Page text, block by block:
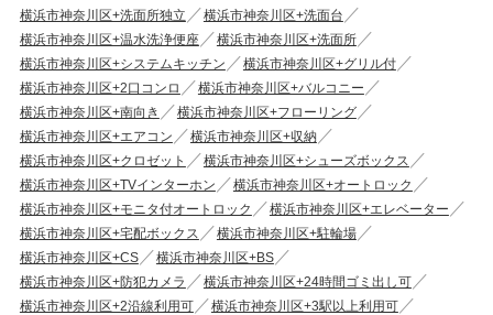
横浜市神奈川区+洗面所独立
横浜市神奈川区+洗面台
横浜市神奈川区+温水洗浄便座
横浜市神奈川区+洗面所
横浜市神奈川区+システムキッチン
横浜市神奈川区+グリル付
横浜市神奈川区+2口コンロ
横浜市神奈川区+バルコニー
横浜市神奈川区+南向き
横浜市神奈川区+フローリング
横浜市神奈川区+エアコン
横浜市神奈川区+収納
横浜市神奈川区+クロゼット
横浜市神奈川区+シューズボックス
横浜市神奈川区+TVインターホン
横浜市神奈川区+オートロック
横浜市神奈川区+モニタ付オートロック
横浜市神奈川区+エレベーター
横浜市神奈川区+宅配ボックス
横浜市神奈川区+駐輪場
横浜市神奈川区+CS
横浜市神奈川区+BS
横浜市神奈川区+防犯カメラ
横浜市神奈川区+24時間ゴミ出し可
横浜市神奈川区+2沿線利用可
横浜市神奈川区+3駅以上利用可